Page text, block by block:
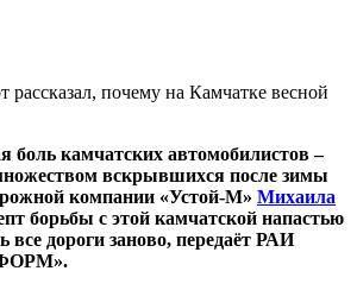
боль камчатских автомобилистов –
вскрывшихся после зимы
компании «Устой-М» Михаила
борьбы с этой камчатской напастью
все дороги заново, передаёт РАИ